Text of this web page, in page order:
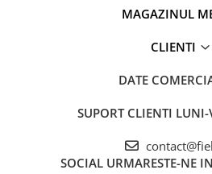
MAGAZINUL
CLIENTI
DATE
SUPORT CLIENTI LUNI-
SOCIAL URMARESTE-NE